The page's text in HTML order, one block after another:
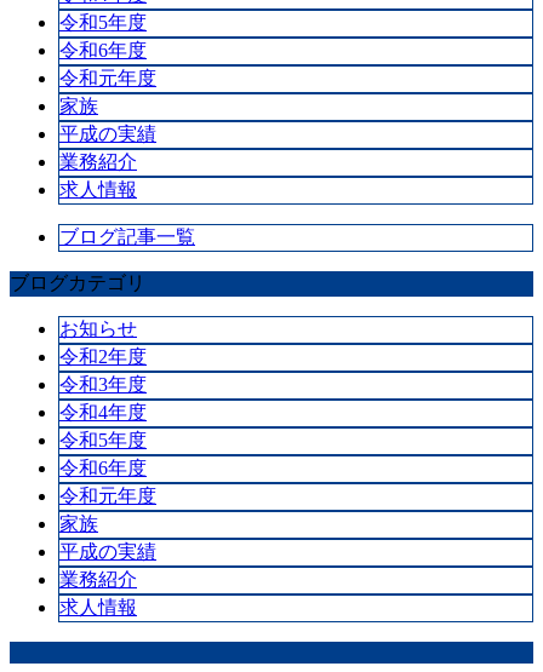
令和5年度
令和6年度
令和元年度
家族
平成の実績
業務紹介
求人情報
ブログ記事一覧
ブログカテゴリ
お知らせ
令和2年度
令和3年度
令和4年度
令和5年度
令和6年度
令和元年度
家族
平成の実績
業務紹介
求人情報